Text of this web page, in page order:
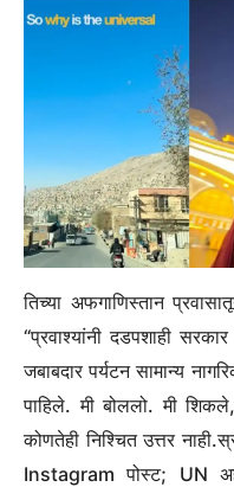
तिच्या अफगाणिस्तान
“प्रवाश्यांनी दडपशाही
जबाबदार पर्यटन सामान्य
पाहिले. मी बोललो. मी
कोणतेही निश्चित उत्तर नाही.
Instagram पोस्ट; UN